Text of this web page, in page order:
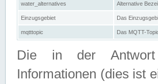
water_alternatives Alternative
Einzugsgebiet Das
mqtttopic Das MQTT-
Die in der Antwort
Informationen (dies ist